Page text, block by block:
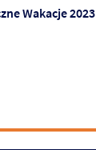
Wakacje 2023